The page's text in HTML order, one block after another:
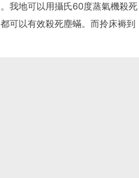
我地可以用攝氏60度蒸氣機殺死
可以有效殺死塵蟎。而拎床褥到